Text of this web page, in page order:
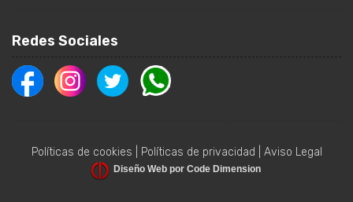
Redes Sociales
Políticas de cookies Políticas de privacidad Aviso Legal
Diseño Web por Code Dimension